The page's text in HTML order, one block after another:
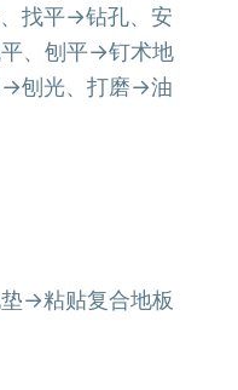
找平→钻孔、安
、刨平→钉术地
刨光、打磨→油
→粘贴复合地板